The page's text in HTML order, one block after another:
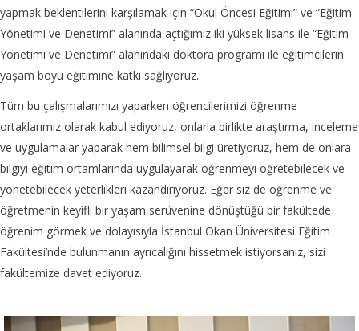
yapmak beklentilerini karşılamak için “Okul Öncesi Eğitimi” ve “Eğitim
Yönetimi ve Denetimi” alanında açtığımız iki yüksek lisans ile “Eğitim
Yönetimi ve Denetimi” alanındaki doktora programı ile eğitimcilerin
yaşam boyu eğitimine katkı sağlıyoruz.
Tüm bu çalışmalarımızı yaparken öğrencilerimizi öğrenme
ortaklarımız olarak kabul ediyoruz, onlarla birlikte araştırma, inceleme
ve uygulamalar yaparak hem bilimsel bilgi üretiyoruz, hem de onlara
bilgiyi eğitim ortamlarında uygulayarak öğrenmeyi öğretebilecek ve
yönetebilecek yeterlikleri kazandırıyoruz. Eğer siz de öğrenme ve
öğretmenin keyifli bir yaşam serüvenine dönüştüğü bir fakültede
öğrenim görmek ve dolayısıyla İstanbul Okan Üniversitesi Eğitim
Fakültesi’nde bulunmanın ayrıcalığını hissetmek istiyorsanız, sizi
fakültemize davet ediyoruz.